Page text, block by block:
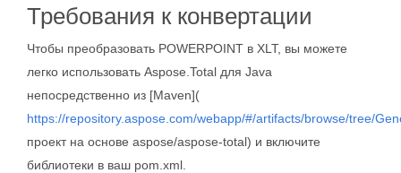
Требования к конвертации
Чтобы преобразовать POWERPOINT в XLT, вы можете
легко использовать Aspose.Total для Java
непосредственно из [Maven](
https://repository.aspose.com/webapp/#/artifacts/browse/tree/
проект на основе aspose/aspose-total) и включите
библиотеки в ваш pom.xml.